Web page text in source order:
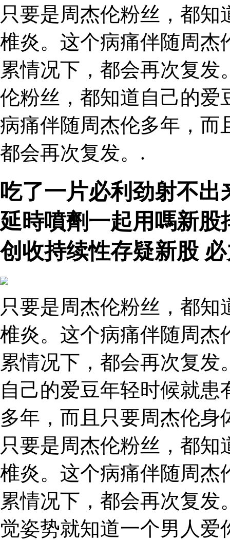
只要是周杰伦粉丝，都
椎炎。这个病痛伴随周杰
累情况下，都会再次复
伦粉丝，都知道自己的爱
病痛伴随周杰伦多年，而
都会再次复发。.
吃了一片必利劲射不
延時噴劑一起用嗎新
创收持续性存疑新股
只要是周杰伦粉丝，都
椎炎。这个病痛伴随周杰
累情况下，都会再次复
自己的爱豆年轻时候就
多年，而且只要周杰伦
只要是周杰伦粉丝，都
椎炎。这个病痛伴随周杰
累情况下，都会再次复发
觉姿势就知道一个男人